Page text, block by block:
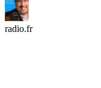
radio.fr